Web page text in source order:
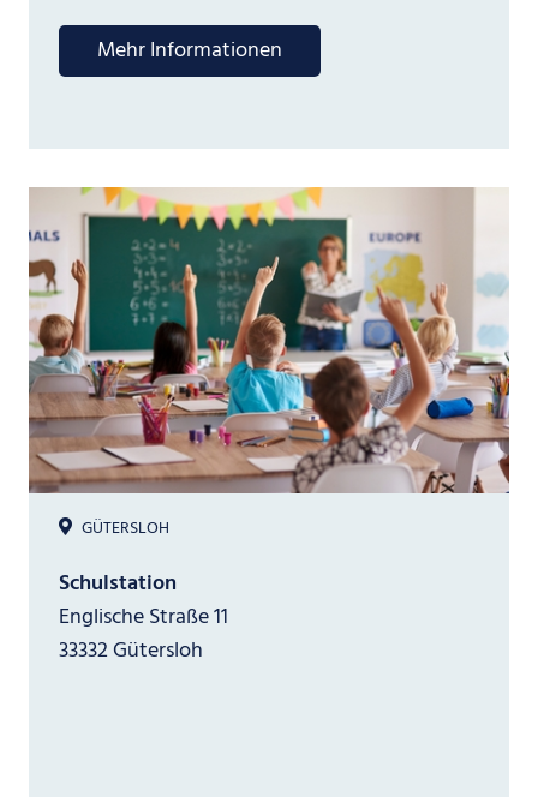
Mehr Informationen
GÜTERSLOH
Schulstation
Englische Straße 11
33332 Gütersloh